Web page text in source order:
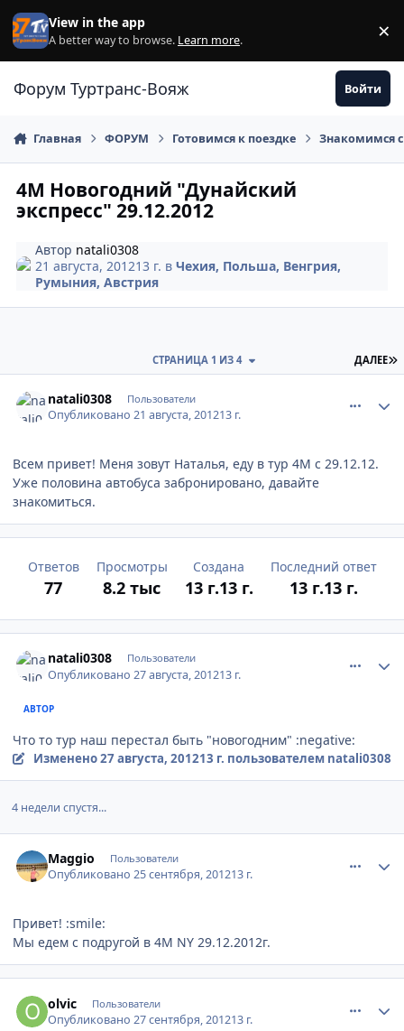
Перейти к содержанию
View in the app
A better way to browse. Learn more. ×
Форум Туртранс-Вояж Войти
Главная ФОРУМ Готовимся к поездке Знакомимся
4М Новогодний "Дунайский
экспресс" 29.12.2012
Автор natali0308
21 августа, 201213 г. вЧехия, Польша, Венгрия,
Румыния, Австрия
ДАЛЕЕ
СТРАНИЦА 1 ИЗ 4
natali0308 Пользователи
Опубликовано21 августа, 201213 г.
Всем привет! Меня зовут Наталья, еду в тур 4М с 29.12.12.
Уже половина автобуса забронировано, давайте
знакомиться.
Ответов
77
Просмотры
8.2 тыс
Создана
13 г.13 г.
Последний ответ
13 г.13 г.
natali0308 Пользователи
Опубликовано27 августа, 201213 г.
АВТОР
Что то тур наш перестал быть "новогодним" :negative:
Изменено27 августа, 201213 г. пользователем natali0308
4 недели спустя...
Maggio Пользователи
Опубликовано25 сентября, 201213 г.
Привет! :smile:
Мы едем с подругой в 4M NY 29.12.2012г.
olvic Пользователи
Опубликовано27 сентября, 201213 г.